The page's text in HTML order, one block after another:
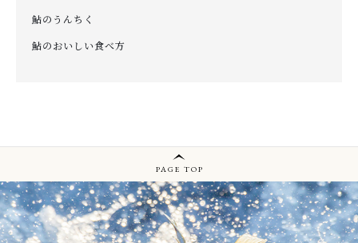
鮎のうんちく
鮎のおいしい食べ方
PAGE TOP